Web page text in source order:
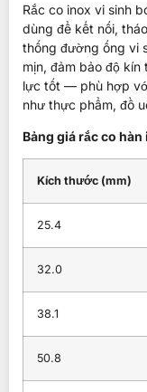
Rắc co inox vi sinh
dùng để kết nối,
thống đường ống vi
mịn, đảm bảo độ
lực tốt — phù hợp
như thực phẩm, đồ
Bảng giá rắc co
Kích thước (mm)
25.4
32.0
38.1
50.8